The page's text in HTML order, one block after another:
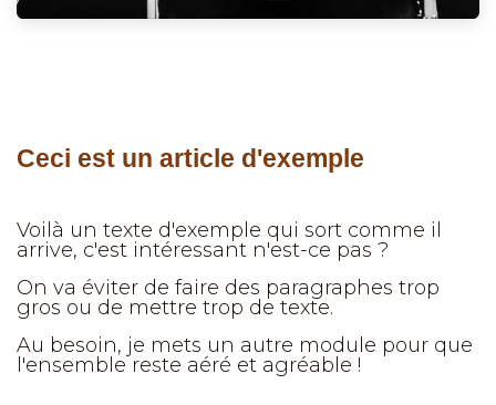
Ceci est un article d'exemple
Voilà un texte d'exemple qui sort comme il
arrive, c'est intéressant n'est-ce pas ?
On va éviter de faire des paragraphes trop
gros ou de mettre trop de texte.
Au besoin, je mets un autre module pour que
l'ensemble reste aéré et agréable !